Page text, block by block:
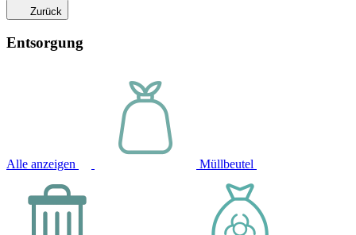
Zurück
Entsorgung
Alle anzeigen Müllbeutel